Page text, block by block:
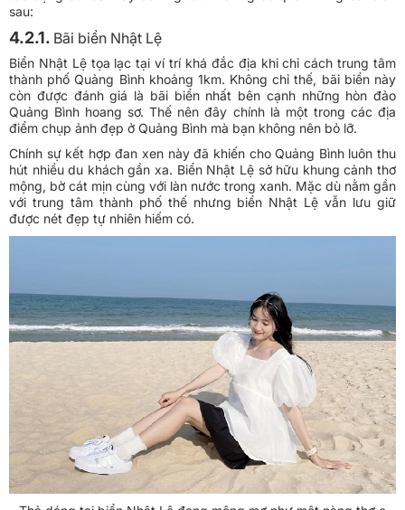
sau:
4.2.1. Bãi biển Nhật Lệ
Biển Nhật Lệ tọa lạc tại ví trí khá đắc địa khi chỉ cách trung tâm
thành phố Quảng Bình khoảng 1km. Không chỉ thế, bãi biển này
còn được đánh giá là bãi biển nhất bên cạnh những hòn đảo
Quảng Bình hoang sơ. Thế nên đây chính là một trong các địa
điểm chụp ảnh đẹp ở Quảng Bình mà bạn không nên bỏ lỡ.
Chính sự kết hợp đan xen này đã khiến cho Quảng Bình luôn thu
hút nhiều du khách gần xa. Biển Nhật Lệ sở hữu khung cảnh thơ
mộng, bờ cát mịn cùng với làn nước trong xanh. Mặc dù nằm gần
với trung tâm thành phố thế nhưng biển Nhật Lệ vẫn lưu giữ
được nét đẹp tự nhiên hiếm có.